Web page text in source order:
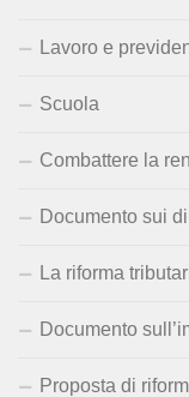
Lavoro e
Scuola
Combattere la
Documento sui
La riforma
Documento
Proposta di